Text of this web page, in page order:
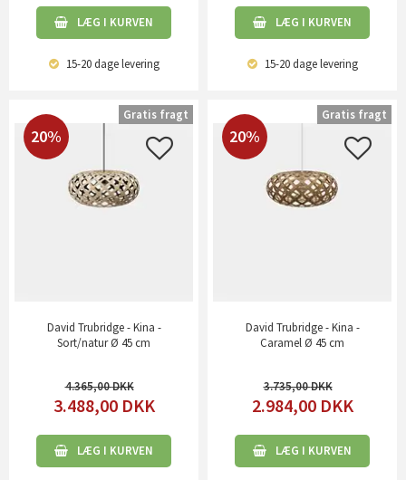
LÆG I KURVEN
15-20 dagelevering
LÆG I KURVEN
15-20 dagelevering
20%
David Trubridge - Kina -
Sort/natur Ø 45 cm
4.365,00
3.488,00 DKK
LÆG I KURVEN
Gratis fragt
20%
David Trubridge - Kina -
Caramel Ø 45 cm
3.735,00
2.984,00 DKK
LÆG I KURVEN
Gratis fragt